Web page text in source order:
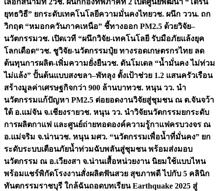
เลือกสนามที่ 2วช. ผนึกกองทัพภาคที่ 2 เปิดศูนย์พัฒนา “โดรน
ยุทธวิธี” ยกระดับเทคโนโลยีความมั่นคงไทยวช. ผนึก ววน. ถก
วิกฤต “หมอกควันภาคเหนือ” ชี้ทางออก PM2.5 ด้วยวิจัย–
นวัตกรรมวช. เปิดเวที “ผนึกวิจัย-เทคโนโลยี รับมือภัยแล้งยุค
โลกเดือด“วช. ชูวิจัย-นวัตกรรมปุ๋ย ทางรอดเกษตรกรไทย ลด
ต้นทุนการผลิต-เพิ่มความยั่งยืนวช. ดันโมเดล “น้ำมั่นคง ไม่ท่วม
ไม่แล้ง” ปั้นต้นแบบสงขลา–พัทลุง ตั้งเป้าช่วย 1.2 แสนครัวเรือน
สร้างมูลค่าเศรษฐกิจกว่า 900 ล้านบาทวช. หนุน วว. นำ
นวัตกรรมแก้ปัญหา PM2.5 ต่อยอดงานวิจัยสู่ชุมชน ณ ต.จันจว้า
ใต้ อ.แม่จัน จ.เชียงรายวช. หนุน วว. นำวิจัยนวัตกรรมยกระดับ
การผลิตกาแฟ และศูนย์ถ่ายทอดองค์ความรู้กาแฟครบวงจร ณ
อ.แม่จริม จ.น่านวช. หนุน มศว. “นวัตกรรมเพื่อน้ำที่มั่นคง” ยก
ระดับระบบเตือนภัยน้ำท่วมฉับพลันสู่ชุมชน พร้อมส่งมอบ
นวัตกรรม ณ อ.เวียงสา จ.น่านเสื้อหน่วยงาน นิยมใช้แบบไหน
พร้อมแชร์พิกัดโรงงานสั่งผลิตฟันสวย สุขภาพดี ไปกับ 5 คลินิก
ทันตกรรมราชบุรี ใกล้ฉันถอดบทเรียน Earthquake 2025 สู่